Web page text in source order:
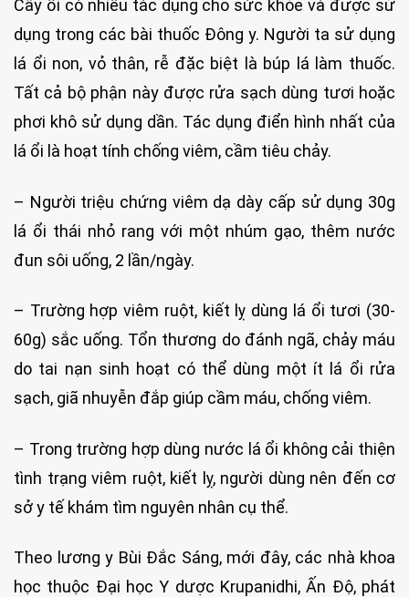
Cây ổi có nhiều tác dụng cho sức khỏe và được sử
dụng trong các bài thuốc Đông y. Người ta sử dụng
lá ổi non, vỏ thân, rễ đặc biệt là búp lá làm thuốc.
Tất cả bộ phận này được rửa sạch dùng tươi hoặc
phơi khô sử dụng dần. Tác dụng điển hình nhất của
lá ổi là hoạt tính chống viêm, cầm tiêu chảy.
– Người triệu chứng viêm dạ dày cấp sử dụng 30g
lá ổi thái nhỏ rang với một nhúm gạo, thêm nước
đun sôi uống, 2 lần/ngày.
– Trường hợp viêm ruột, kiết lỵ dùng lá ổi tươi (30-
60g) sắc uống. Tổn thương do đánh ngã, chảy máu
do tai nạn sinh hoạt có thể dùng một ít lá ổi rửa
sạch, giã nhuyễn đắp giúp cầm máu, chống viêm.
– Trong trường hợp dùng nước lá ổi không cải thiện
tình trạng viêm ruột, kiết lỵ, người dùng nên đến cơ
sở y tế khám tìm nguyên nhân cụ thể.
Theo lương y Bùi Đắc Sáng, mới đây, các nhà khoa
học thuộc Đại học Y dược Krupanidhi, Ấn Độ, phát